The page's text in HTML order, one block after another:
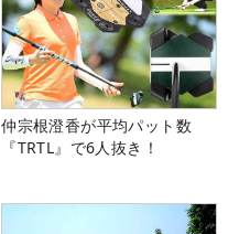
仲宗根澄香が平均パット数
『TRTL』で6人抜き！